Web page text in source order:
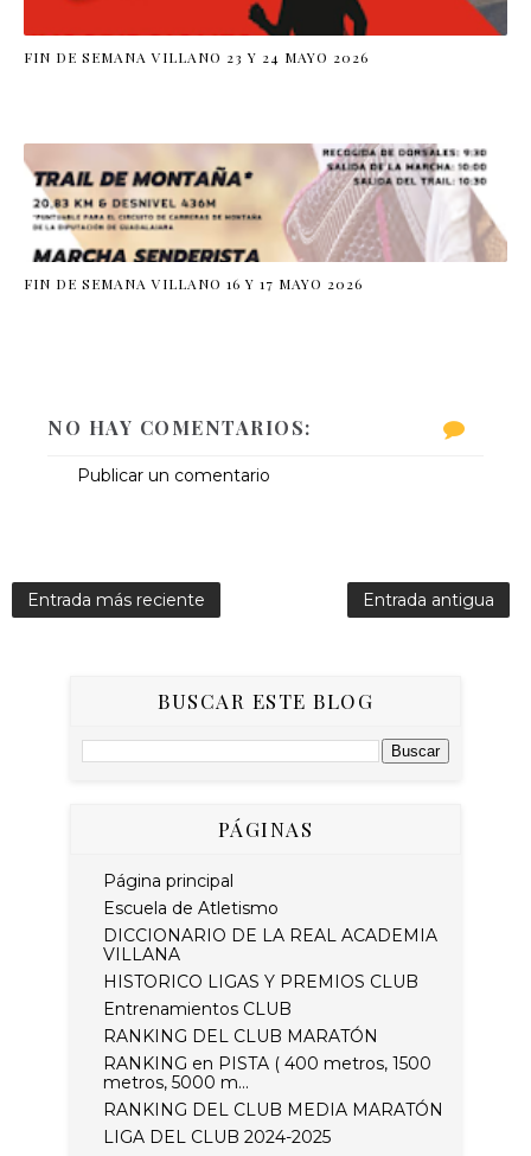
FIN DE SEMANA VILLANO 23 Y 24 MAYO 2026
FIN DE SEMANA VILLANO 16 Y 17 MAYO 2026
NO HAY COMENTARIOS:
Publicar un comentario
Entrada más reciente Entrada antigua
BUSCAR ESTE BLOG
PÁGINAS
Página principal
Escuela de Atletismo
DICCIONARIO DE LA REAL ACADEMIA
VILLANA
HISTORICO LIGAS Y PREMIOS CLUB
Entrenamientos CLUB
RANKING DEL CLUB MARATÓN
RANKING en PISTA ( 400 metros, 1500
metros, 5000 m...
RANKING DEL CLUB MEDIA MARATÓN
LIGA DEL CLUB 2024-2025